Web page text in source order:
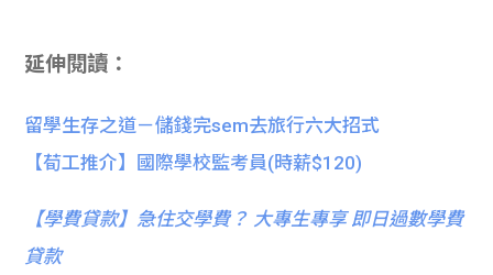
延伸閱讀：
留學生存之道－儲錢完sem去旅行六大招式
【荀工推介】國際學校監考員(時薪$120)
【學費貸款】急住交學費？ 大專生專享 即日過數學費
貸款